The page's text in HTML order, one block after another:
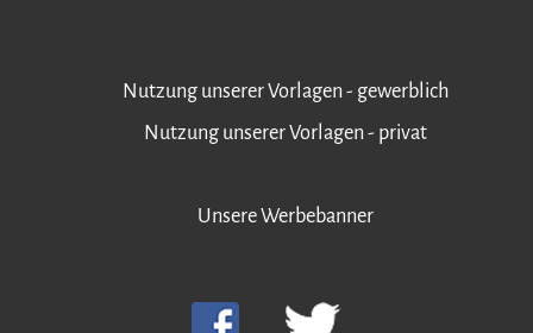
Nutzung unserer Vorlagen - gewerblich
Nutzung unserer Vorlagen - privat
Unsere Werbebanner